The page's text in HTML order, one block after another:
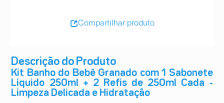
Descrição do Produto
Kit Banho do Bebê Granado com 1 Sabonete
Líquido 250ml + 2 Refis de 250ml Cada -
Limpeza Delicada e Hidratação
Compartilhar produto